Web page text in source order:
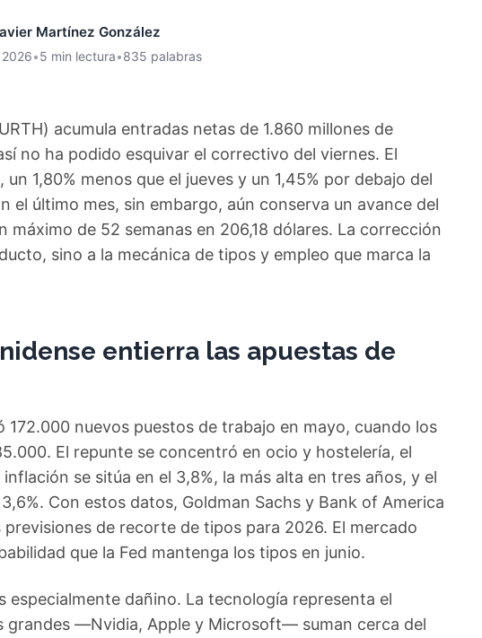
Martínez González
•5 min lectura•835 palabras
acumula entradas netas de 1.860 millones de
no ha podido esquivar el correctivo del viernes. El
1,80% menos que el jueves y un 1,45% por debajo del
el último mes, sin embargo, aún conserva un avance del
máximo de 52 semanas en 206,18 dólares. La corrección
sino a la mecánica de tipos y empleo que marca la
entierra las apuestas de
172.000 nuevos puestos de trabajo en mayo, cuando los
El repunte se concentró en ocio y hostelería, el
se sitúa en el 3,8%, la más alta en tres años, y el
Con estos datos, Goldman Sachs y Bank of America
de recorte de tipos para 2026. El mercado
que la Fed mantenga los tipos en junio.
especialmente dañino. La tecnología representa el
grandes —Nvidia, Apple y Microsoft— suman cerca del